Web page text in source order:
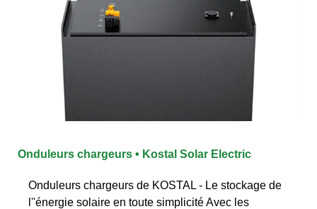
Onduleurs chargeurs • Kostal Solar Electric
Onduleurs chargeurs de KOSTAL - Le stockage de
l''énergie solaire en toute simplicité Avec les